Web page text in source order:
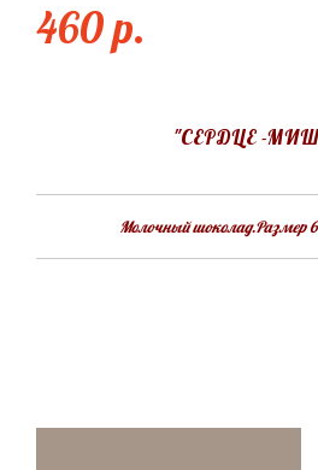
460 p.
"СЕРДЦЕ -
Молочный шоколад.Размер